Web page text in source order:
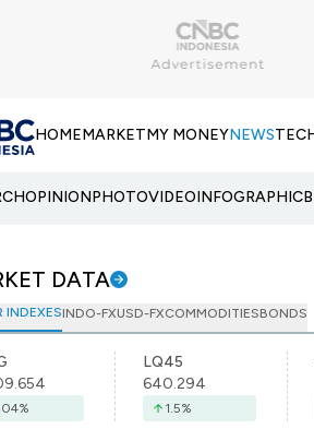
HOMEMARKETMY MONEYNEWS
OPINIONPHOTOVIDEOINFOGRAPHIC
DATA
INDEXESINDO-FXUSD-FXCOMMODITIESBONDS
%
LQ45
640.294
1.5%